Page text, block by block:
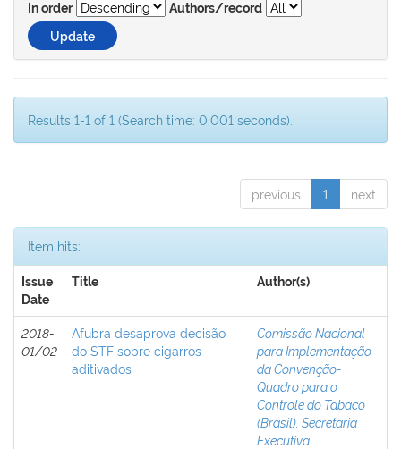
In order
Authors/record
Results 1-1 of 1 (Search time: 0.001 seconds).
previous 1 next
Item hits:
Issue
Date
Title Author(s)
2018-
01/02
Afubra desaprova decisão
do STF sobre cigarros
aditivados
Comissão Nacional
para Implementação
da Convenção-
Quadro para o
Controle do Tabaco
(Brasil). Secretaria
Executiva